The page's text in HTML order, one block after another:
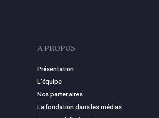
A PROPOS
Présentation
L’équipe
Nos partenaires
La fondation dans les médias